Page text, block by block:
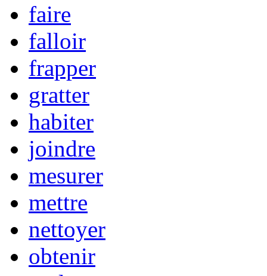
faire
falloir
frapper
gratter
habiter
joindre
mesurer
mettre
nettoyer
obtenir